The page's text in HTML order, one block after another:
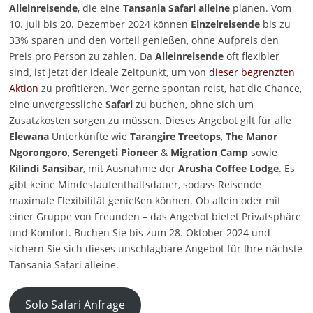
Alleinreisende, die eine Tansania Safari alleineplanen. Vom
10. Juli bis 20. Dezember 2024 können Einzelreisendebis zu
33% sparen und den Vorteil genießen, ohne Aufpreis den
Preis pro Person zu zahlen. Da Alleinreisendeoft flexibler
sind, ist jetzt der ideale Zeitpunkt, um von dieser begrenzten
Aktion zu profitieren. Wer gerne spontan reist, hat die Chance,
eine unvergessliche Safarizu buchen, ohne sich um
Zusatzkosten sorgen zu müssen. Dieses Angebot gilt für alle
ElewanaUnterkünfte wie Tarangire Treetops, The Manor
Ngorongoro, Serengeti Pioneer & Migration Camp sowie
Kilindi Sansibar, mit Ausnahme derArusha Coffee Lodge. Es
gibt keine Mindestaufenthaltsdauer, sodass Reisende
maximale Flexibilität genießen können. Ob allein oder mit
einer Gruppe von Freunden – das Angebot bietet Privatsphäre
und Komfort. Buchen Sie bis zum 28. Oktober 2024 und
sichern Sie sich dieses unschlagbare Angebot für Ihre nächste
Tansania Safari alleine.
Solo Safari Anfrage